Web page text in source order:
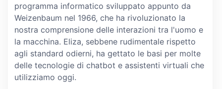
programma informatico sviluppato appunto da
Weizenbaum nel 1966, che ha rivoluzionato la
nostra comprensione delle interazioni tra l'uomo e
la macchina. Eliza, sebbene rudimentale rispetto
agli standard odierni, ha gettato le basi per molte
delle tecnologie di chatbot e assistenti virtuali che
utilizziamo oggi.